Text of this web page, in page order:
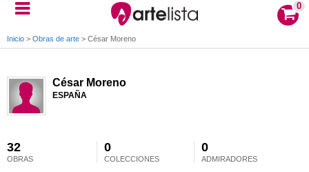
0
Inicio > Obras de arte > César Moreno
César Moreno
ESPAÑA
32
OBRAS
0
COLECCIONES
0
ADMIRADORES